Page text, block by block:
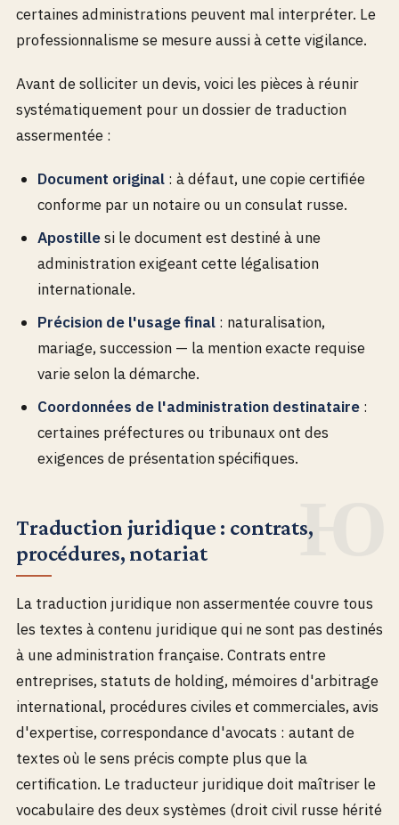
certaines administrations peuvent mal interpréter. Le
professionnalisme se mesure aussi à cette vigilance.
Avant de solliciter un devis, voici les pièces à réunir
systématiquement pour un dossier de traduction
assermentée :
Document original: à défaut, une copie certifiée
conforme par un notaire ou un consulat russe.
Apostillesi le document est destiné à une
administration exigeant cette légalisation
internationale.
Précision de l'usage final: naturalisation,
mariage, succession — la mention exacte requise
varie selon la démarche.
Coordonnées de l'administration destinataire:
certaines préfectures ou tribunaux ont des
exigences de présentation spécifiques.
Traduction juridique : contrats,
procédures, notariat
La traduction juridique non assermentée couvre tous
les textes à contenu juridique qui ne sont pas destinés
à une administration française. Contrats entre
entreprises, statuts de holding, mémoires d'arbitrage
international, procédures civiles et commerciales, avis
d'expertise, correspondance d'avocats : autant de
textes où le sens précis compte plus que la
certification. Le traducteur juridique doit maîtriser le
vocabulaire des deux systèmes (droit civil russe hérité